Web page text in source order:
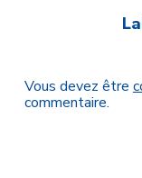
Vous devez être
commentaire.